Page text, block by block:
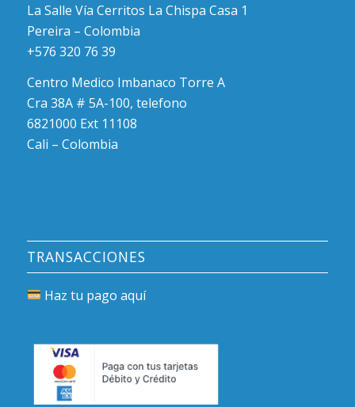
La Salle Vía Cerritos La Chispa Casa 1
Pereira – Colombia
+576 320 76 39
Centro Medico Imbanaco Torre A
Cra 38A # 5A-100, telefono
6821000 Ext 11108
Cali – Colombia
TRANSACCIONES
Haz tu pago aquí